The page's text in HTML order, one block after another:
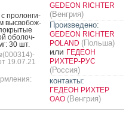
с про­лон­ги­
выс­во­бож­
обо­лоч­
30 шт.
19.07.21
GEDEON RICHTER
(Венгрия)
Произведено:
GEDEON RICHTER
POLAND (Польша)
или ГЕДЕОН
РИХТЕР-РУС
(Россия)
контакты:
ГЕДЕОН РИХТЕР
ОАО (Венгрия)